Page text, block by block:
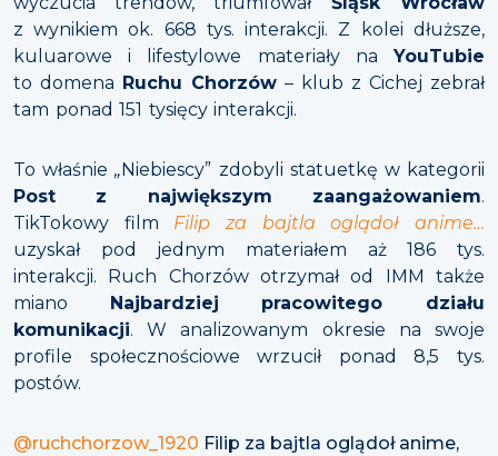
z wynikiem ok. 668 tys. interakcji. Z kolei dłuższe,
kuluarowe i lifestylowe materiały naYouTubie
to domena Ruchu Chorzów – klub z Cichej zebrał
tam ponad 151 tysięcy interakcji.
To właśnie„Niebiescy” zdobyli statuetkę w kategorii
Post z największym zaangażowaniem.
TikTokowy film Filip za bajtla oglądoł anime…
uzyskał pod jednym materiałem aż 186 tys.
interakcji. Ruch Chorzów otrzymał od IMM także
miano Najbardziej pracowitego działu
komunikacji. W analizowanym okresie na swoje
profile społecznościowe wrzucił ponad 8,5 tys.
postów.
@ruchchorzow_1920 Filip za bajtla oglądoł anime,